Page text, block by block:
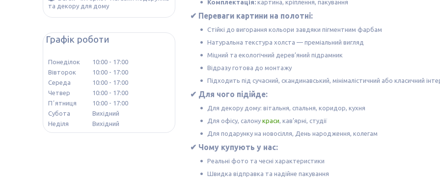
Комплектація: картина, кріплення, пакування
✔ Переваги картини на полотні:
Стійкі до вигорання кольори завдяки пігментним фарбам
Натуральна текстура холста — преміальний вигляд
Міцний та екологічний дерев’яний підрамник
Відразу готова до монтажу
Підходить під сучасний, скандинавський, мінімалістичний або класичний
✔ Для чого підійде:
Для декору дому: вітальня, спальня, коридор, кухня
Для офісу, салону краси, кав’ярні, студії
Для подарунку на новосілля, День народження, колегам
✔ Чому купують у нас:
Реальні фото та чесні характеристики
Швидка відправка та надійне пакування
та декору для дому
Графік роботи
Понеділок 10:00
17:00
Вівторок
10:00
17:00
Середа
10:00
17:00
Четвер
10:00
17:00
Пʼятниця
10:00
17:00
Субота
Вихідний
Неділя
Вихідний